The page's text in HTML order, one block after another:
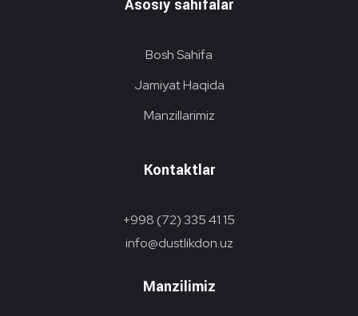
Asosiy sahifalar
Bosh Sahifa
Jamiyat Haqida
Manzillarimiz
Kontaktlar
+998 (72) 335 41 15
info@dustlikdon.uz
Manzilimiz